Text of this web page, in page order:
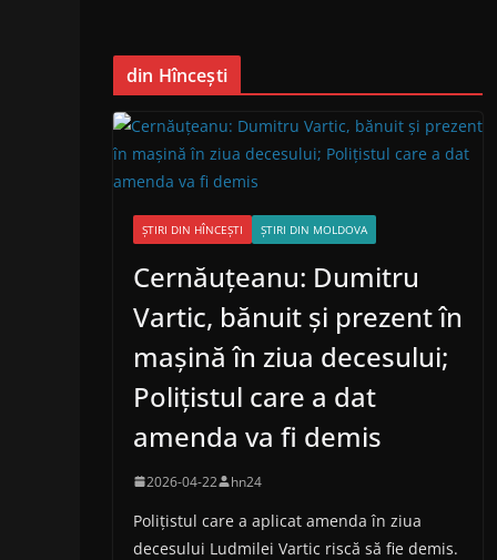
din Hîncești
ȘTIRI DIN HÎNCEȘTI ȘTIRI DIN MOLDOVA
Cernăuțeanu: Dumitru
Vartic, bănuit și prezent în
mașină în ziua decesului;
Polițistul care a dat
amenda va fi demis
2026-04-22 hn24
Polițistul care a aplicat amenda în ziua
decesului Ludmilei Vartic riscă să fie demis.